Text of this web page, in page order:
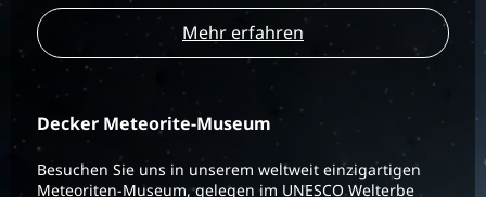
Mehr erfahren
Decker Meteorite-Museum
Besuchen Sie uns in unserem weltweit einzigartigen
Meteoriten-Museum, gelegen im UNESCO Welterbe